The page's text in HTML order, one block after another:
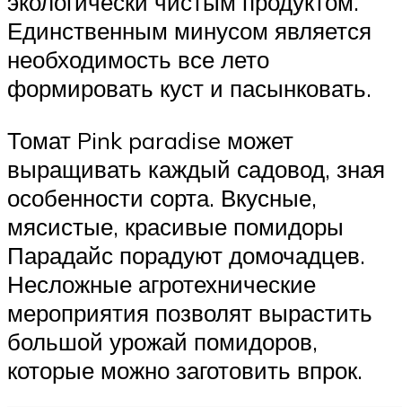
Единственным минусом является
необходимость все лето
формировать куст и пасынковать.
Томат Pink paradise может
выращивать каждый садовод, зная
особенности сорта. Вкусные,
мясистые, красивые помидоры
Парадайс порадуют домочадцев.
Несложные агротехнические
мероприятия позволят вырастить
большой урожай помидоров,
которые можно заготовить впрок.